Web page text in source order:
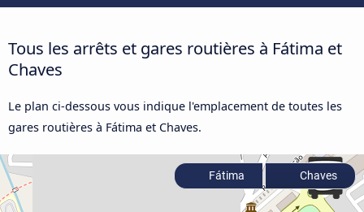
Tous les arrêts et gares routières à Fátima et
Chaves
Le plan ci-dessous vous indique l'emplacement de toutes les
gares routières à Fátima et Chaves.
Fátima Chaves